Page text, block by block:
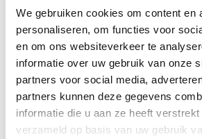
We gebruiken cookies om content en
personaliseren, om functies voor
en om ons websiteverkeer te
informatie over uw gebruik van onze
partners voor social media,
partners kunnen deze gegevens
informatie die u aan ze heeft
verzameld op basis van uw gebruik
Amsterdam
Breda
Den Bosch
Doetinchem
Duiven